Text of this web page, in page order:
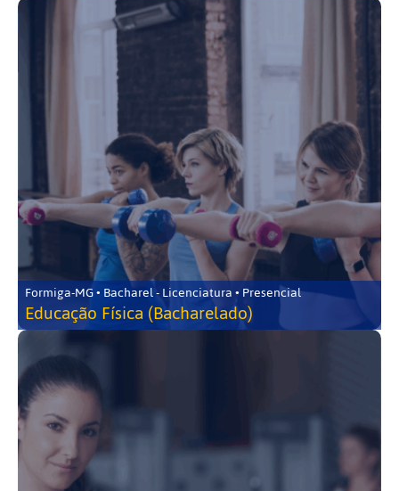
Formiga-MG • Bacharel - Licenciatura • Presencial
Educação Física (Bacharelado)